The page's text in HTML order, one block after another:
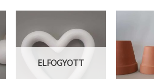
ELFOGYOTT